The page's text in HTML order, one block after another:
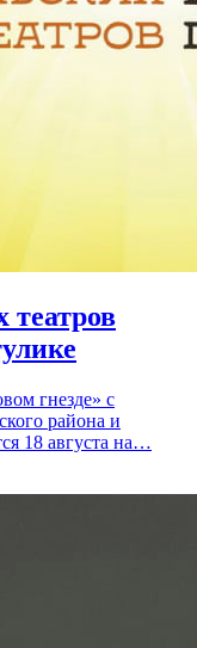
театров
гнезде» с
района и
18 августа на…